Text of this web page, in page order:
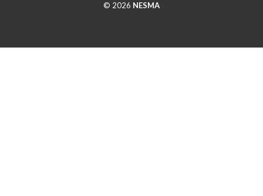
© 2026 NESMA